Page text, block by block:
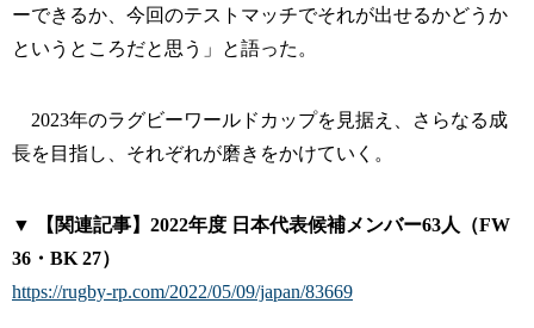
ーできるか、今回のテストマッチでそれが出せるかどうか
というところだと思う」と語った。
2023年のラグビーワールドカップを見据え、さらなる成
長を目指し、それぞれが磨きをかけていく。
▼ 【関連記事】2022年度 日本代表候補メンバー63人（FW
36・BK 27）
https://rugby-rp.com/2022/05/09/japan/83669